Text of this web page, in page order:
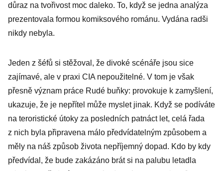
důraz na tvořivost moc daleko. To, když se jedna analýza
prezentovala formou komiksového románu. Vydána radši
nikdy nebyla.
Jeden z šéfů si stěžoval, že divoké scénáře jsou sice
zajímavé, ale v praxi CIA nepoužitelné. V tom je však
přesně význam práce Rudé buňky: provokuje k zamyšlení,
ukazuje, že je nepřítel může myslet jinak. Když se podíváte
na teroristické útoky za posledních patnáct let, celá řada
z nich byla připravena málo předvídatelným způsobem a
měly na náš způsob života nepříjemný dopad. Kdo by kdy
předvídal, že bude zakázáno brát si na palubu letadla